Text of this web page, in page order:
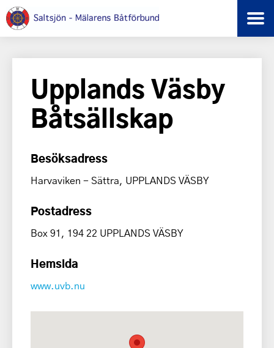
Upplands Väsby
Båtsällskap
Besöksadress
Harvaviken - Sättra, UPPLANDS VÄSBY
Postadress
Box 91, 194 22 UPPLANDS VÄSBY
Hemsida
www.uvb.nu